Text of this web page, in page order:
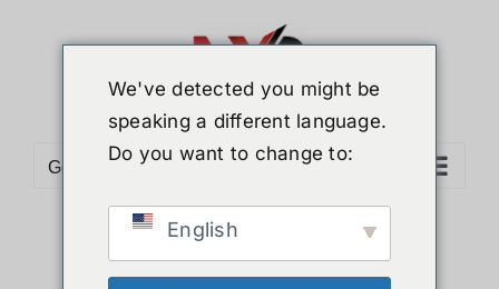
Go to...
Sort byName
We've detected you might be
speaking a different language.
Do you want to change to:
English